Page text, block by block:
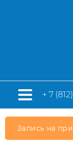
+ 7 (812)
Запись на